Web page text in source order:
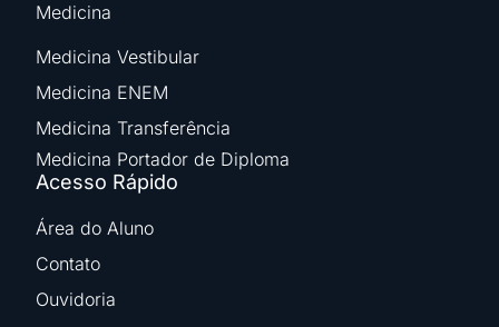
Medicina
Medicina Vestibular
Medicina ENEM
Medicina Transferência
Medicina Portador de Diploma
Acesso Rápido
Área do Aluno
Contato
Ouvidoria